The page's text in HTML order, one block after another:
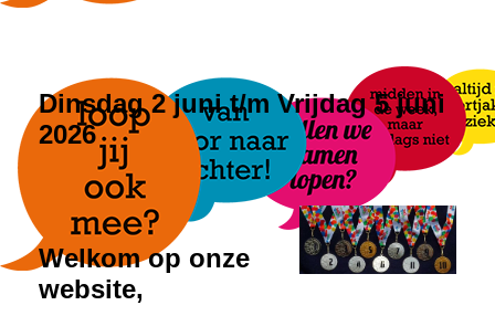
Dinsdag 2 juni t/m Vrijdag 5 juni
2026
Welkom op onze
website,